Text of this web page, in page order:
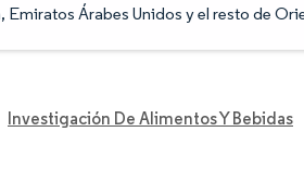
Árabes Unidos y el resto de
Investigación De Alimentos Y Bebidas